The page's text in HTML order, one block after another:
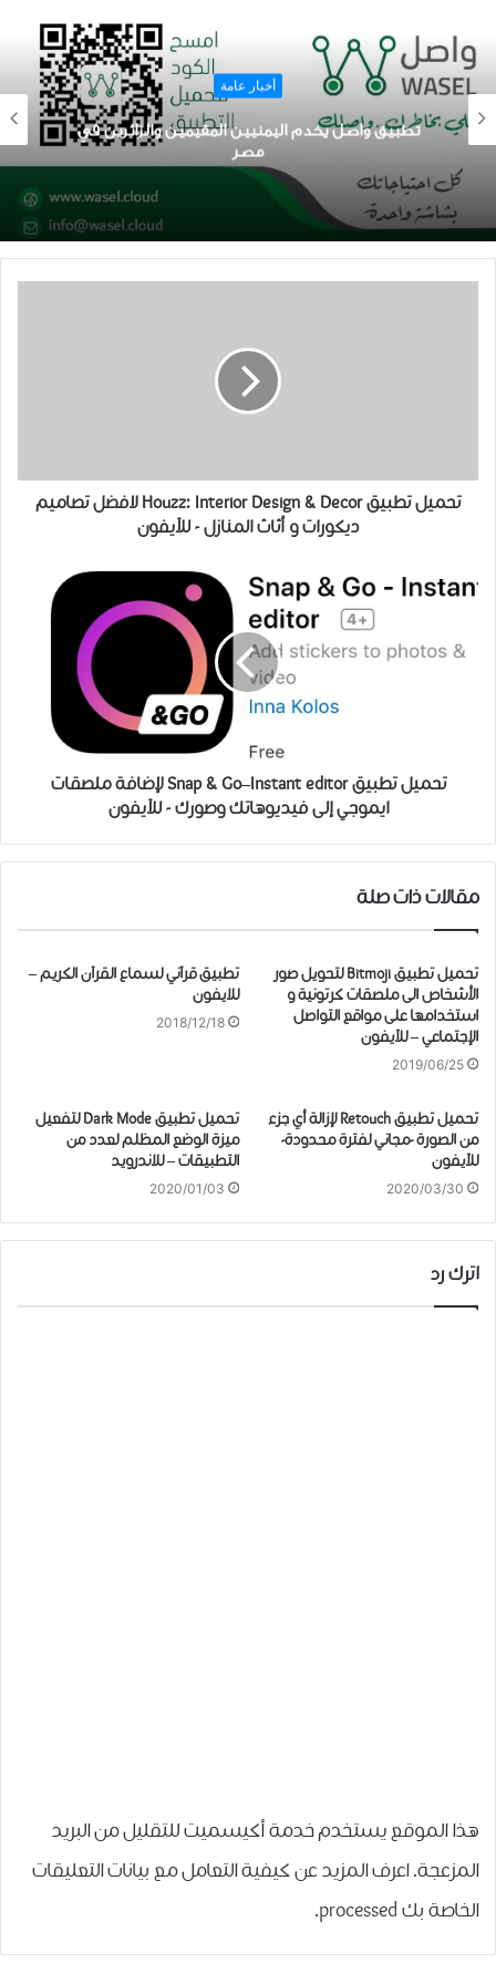
أخبار عامة
تطبيق واصل يخدم اليمنيين المقيمين والزائرين في
مصر
تحميل تطبيق Houzz: Interior Design & Decor لافضل تصاميم
ديكورات و أثاث المنازل - للآيفون
تحميل تطبيق Snap & Go–Instant editor لإﺿﺎﻓﺔ ﻣﻠﺼﻘﺎﺕ
ﺍﻳﻤﻮﺟﻲ ﺇﻟﻰ ﻓﻴﺪﻳﻮﻫﺎﺗﻚ ﻭﺻﻮﺭﻙ - للآيفون
مقالات ذات صلة
تحميل تطبيق Bitmoji لتحويل صور
الأشخاص الى ملصقات كرتونية و
استخدامها على مواقع التواصل
الإجتماعي – للآيفون
2019/06/25
تطبيق قرآني لسماع القرآن الكريم –
للايفون
2018/12/18
تحميل ﺗﻄﺒﻴﻖ Retouch ﻹﺯﺍﻟﺔ ﺃﻱ ﺟﺰﺀ
ﻣﻦ ﺍﻟﺼﻮﺭﺓ -مجاني لفترة محدودة-
للآيفون
2020/03/30
تحميل ﺗﻄﺒﻴﻖ Dark Mode لتفعيل
ميزة الوضع المظلم لعدد من
التطبيقات – للاندرويد
2020/01/03
اترك رد
هذا الموقع يستخدم خدمة أكيسميت للتقليل من البريد
المزعجة.اعرف المزيد عن كيفية التعامل مع بيانات التعليقات
الخاصة بك processed
.